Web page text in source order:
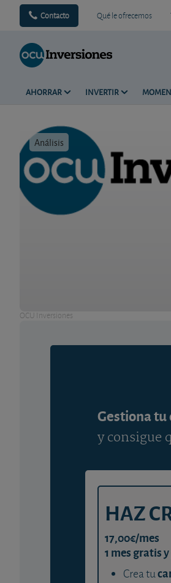
Contacto Qué le ofrecemos
AHORRAR INVERTIR
Análisis
OCU Inversiones
Gestiona
y consigue
HAZ
17,00€/mes
1 mes gratis
Crea tu